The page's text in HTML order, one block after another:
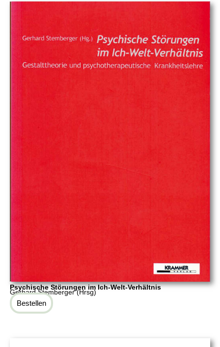
Psychische Störungen im Ich-Welt-Verhältnis
Gerhard Stemberger (Hrsg)
Bestellen